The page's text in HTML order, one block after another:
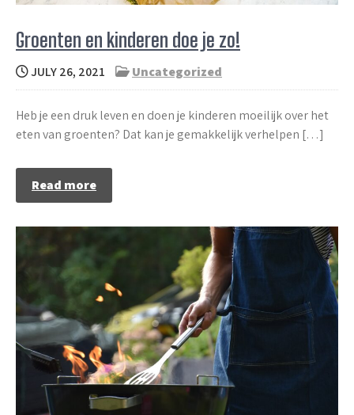
Groenten en kinderen doe je zo!
JULY 26, 2021 Uncategorized
Heb je een druk leven en doen je kinderen moeilijk over het
eten van groenten? Dat kan je gemakkelijk verhelpen […]
Read more